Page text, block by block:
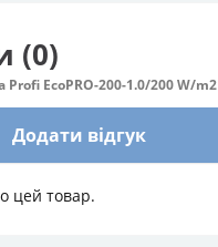
(0)
EcoPRO-200-1.0/200 W/m2
Додати відгук
цей товар.